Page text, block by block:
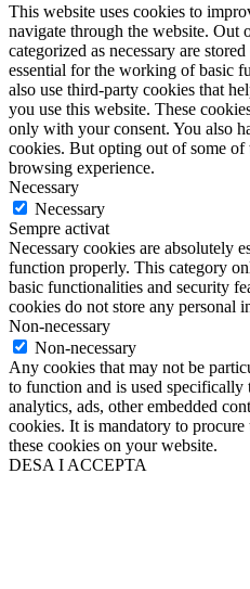
This website uses cookies to
navigate through the website. Out
categorized as necessary are
essential for the working of basic
also use third-party cookies that
you use this website. These
only with your consent. You also
cookies. But opting out of some of
browsing experience.
Necessary
Necessary
Sempre activat
Necessary cookies are absolutely
function properly. This category
basic functionalities and security
cookies do not store any personal
Non-necessary
Non-necessary
Any cookies that may not be
to function and is used specifically
analytics, ads, other embedded
cookies. It is mandatory to
these cookies on your website.
DESA I ACCEPTA